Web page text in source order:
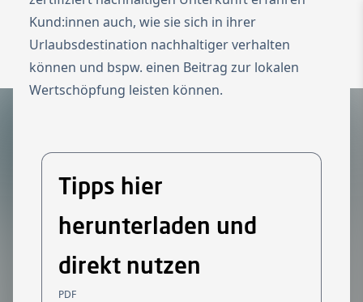
Zur Startseite
Switch to
Kund:innen auch, wie sie sich in ihrer
Urlaubsdestination nachhaltiger verhalten
können und bspw. einen Beitrag zur lokalen
Wertschöpfung leisten können.
Tipps hier
herunterladen und
direkt nutzen
PDF